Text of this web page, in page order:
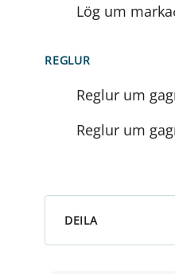
Lög um
REGLUR
Reglur um
Reglur um
DEILA